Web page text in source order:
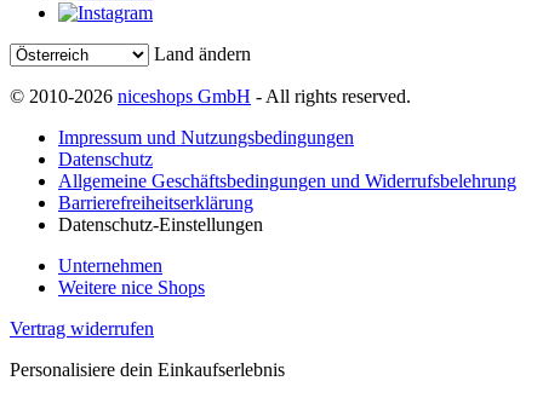
Land ändern
© 2010-2026 niceshops GmbH - All rights reserved.
Impressum und Nutzungsbedingungen
Datenschutz
Allgemeine Geschäftsbedingungen und Widerrufsbelehrung
Barrierefreiheitserklärung
Datenschutz-Einstellungen
Unternehmen
Weitere nice Shops
Vertrag widerrufen
Personalisiere dein Einkaufserlebnis